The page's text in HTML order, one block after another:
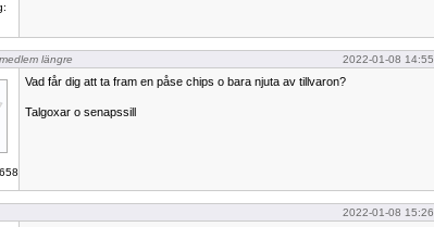
längre 2022-01-08 14:55
Vad får dig att ta fram en påse chips o bara njuta av tillvaron?
Talgoxar o senapssill
2022-01-08 15:26